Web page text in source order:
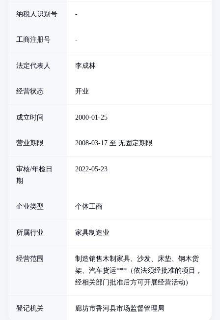
纳税人识别号 -
工商注册号 -
法定代表人 李成林
经营状态 开业
成立时间 2000-01-25
营业期限 2008-03-17 至 无固定期限
审核/年检日
期
2022-05-23
企业类型 个体工商
所属行业 家具制造业
经营范围
制造销售木制家具、沙发、床垫、钢木货
架、汽车货运***（依法须经批准的项目，
经相关部门批准后方可开展经营活动）
登记机关 廊坊市香河县市场监督管理局